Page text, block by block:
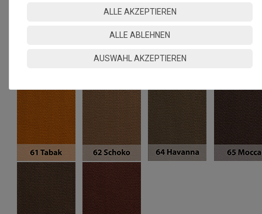
ALLE AKZEPTIEREN
ALLE ABLEHNEN
AUSWAHL AKZEPTIEREN